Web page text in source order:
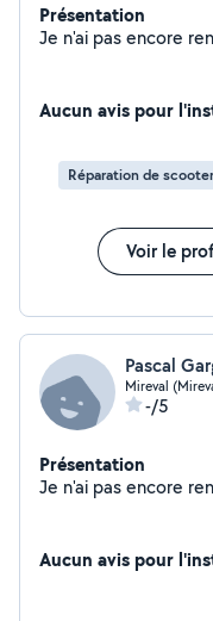
Présentation
Aucun avis pour
Réparation de scooter
Voir le
Pascal
Mireval
-/5
Présentation
Aucun avis pour